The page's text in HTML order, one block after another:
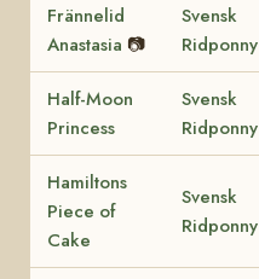
Frännelid
Anastasia 📷
Svensk
Ridponny
Half-Moon
Princess
Svensk
Ridponny
Hamiltons
Piece of
Cake
Svensk
Ridponny